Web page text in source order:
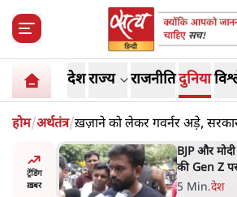
देशराज्य राजनीतिदुनिया
होम/अर्थतंत्र/ख़ज़ाने को लेकर गवर्नर अड़े,
ट्रेंडिंग
ख़बर
पूरी दाल
कर
BJP और
की Gen Z
अभिजीत दिपके
5 Min.देश